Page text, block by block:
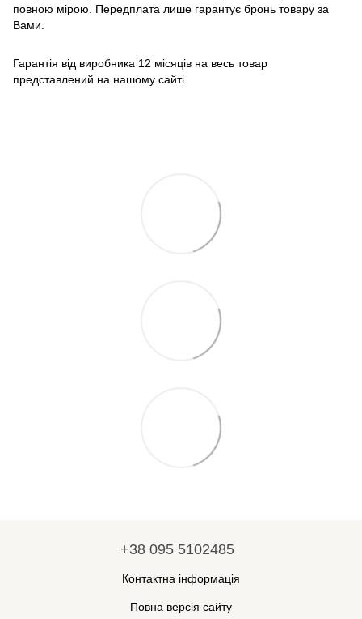
повною мірою. Передплата лише гарантує бронь товару за
Вами.
Гарантія від виробника 12 місяців на весь товар
представлений на нашому сайті.
+38 095 5102485
Контактна інформація
Повна версія сайту